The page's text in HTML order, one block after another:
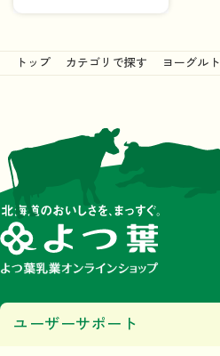
トップ カテゴリで探す ヨーグルト
ユーザーサポート